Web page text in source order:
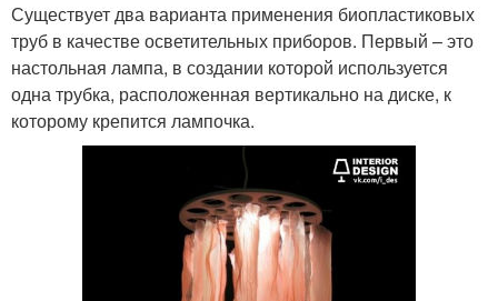
Существует два варианта применения биопластиковых
труб в качестве осветительных приборов. Первый – это
настольная лампа, в создании которой используется
одна трубка, расположенная вертикально на диске, к
которому крепится лампочка.